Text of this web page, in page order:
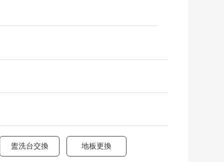
盥洗台交換 地板更換